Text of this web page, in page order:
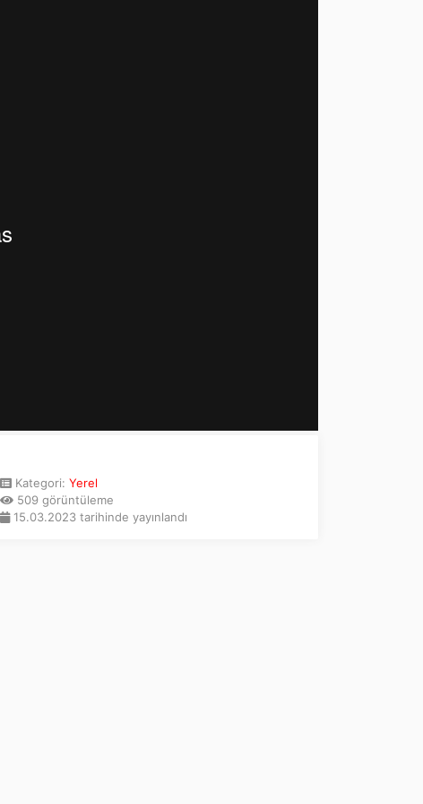
Kategori: Yerel
509 görüntüleme
15.03.2023 tarihinde yayınlandı